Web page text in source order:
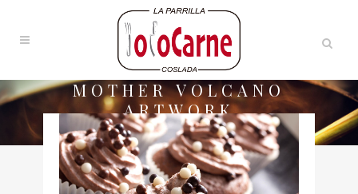
MOTHER VOLCANO
ARTWORK